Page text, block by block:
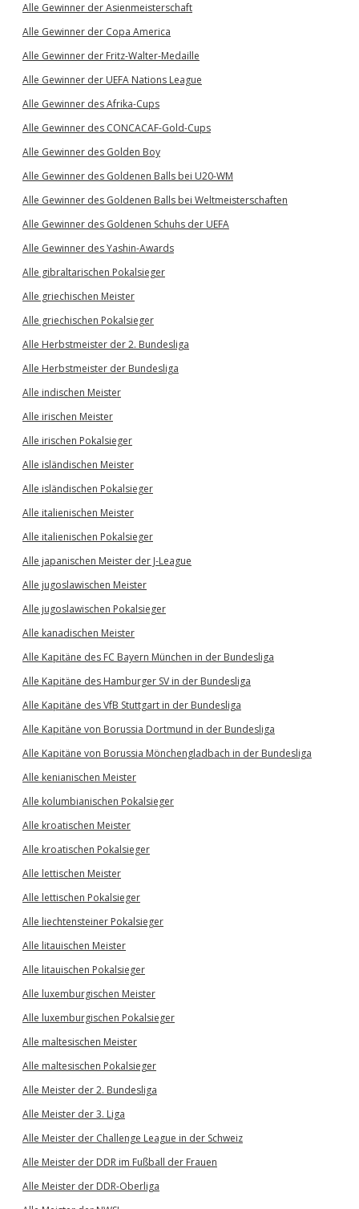
Alle Gewinner der Asienmeisterschaft
Alle Gewinner der Copa America
Alle Gewinner der Fritz-Walter-Medaille
Alle Gewinner der UEFA Nations League
Alle Gewinner des Afrika-Cups
Alle Gewinner des CONCACAF-Gold-Cups
Alle Gewinner des Golden Boy
Alle Gewinner des Goldenen Balls bei U20-WM
Alle Gewinner des Goldenen Balls bei Weltmeisterschaften
Alle Gewinner des Goldenen Schuhs der UEFA
Alle Gewinner des Yashin-Awards
Alle gibraltarischen Pokalsieger
Alle griechischen Meister
Alle griechischen Pokalsieger
Alle Herbstmeister der 2. Bundesliga
Alle Herbstmeister der Bundesliga
Alle indischen Meister
Alle irischen Meister
Alle irischen Pokalsieger
Alle isländischen Meister
Alle isländischen Pokalsieger
Alle italienischen Meister
Alle italienischen Pokalsieger
Alle japanischen Meister der J-League
Alle jugoslawischen Meister
Alle jugoslawischen Pokalsieger
Alle kanadischen Meister
Alle Kapitäne des FC Bayern München in der Bundesliga
Alle Kapitäne des Hamburger SV in der Bundesliga
Alle Kapitäne des VfB Stuttgart in der Bundesliga
Alle Kapitäne von Borussia Dortmund in der Bundesliga
Alle Kapitäne von Borussia Mönchengladbach in der Bundesliga
Alle kenianischen Meister
Alle kolumbianischen Pokalsieger
Alle kroatischen Meister
Alle kroatischen Pokalsieger
Alle lettischen Meister
Alle lettischen Pokalsieger
Alle liechtensteiner Pokalsieger
Alle litauischen Meister
Alle litauischen Pokalsieger
Alle luxemburgischen Meister
Alle luxemburgischen Pokalsieger
Alle maltesischen Meister
Alle maltesischen Pokalsieger
Alle Meister der 2. Bundesliga
Alle Meister der 3. Liga
Alle Meister der Challenge League in der Schweiz
Alle Meister der DDR im Fußball der Frauen
Alle Meister der DDR-Oberliga